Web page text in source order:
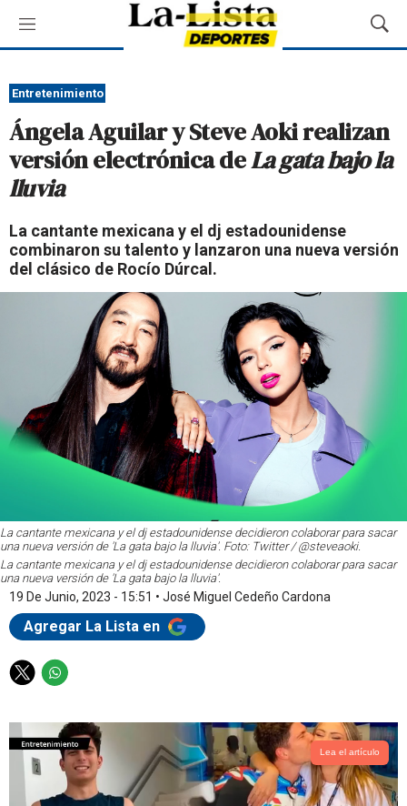
M
e
ú
M
o
a
r
B
u
e
Entretenimiento
Ángela Aguilar y Steve Aoki realizan
versión electrónica deLa gata bajo la
lluvia
La cantante mexicana y el dj estadounidense
combinaron su talento y lanzaron una nueva versión
del clásico de Rocío Dúrcal.
La cantante mexicana y el dj estadounidense decidieron colaborar para sacar
una nueva versión de 'La gata bajo la lluvia'. Foto: Twitter / @steveaoki.
La cantante mexicana y el dj estadounidense decidieron colaborar para sacar
una nueva versión de 'La gata bajo la lluvia'.
19 De Junio, 2023 - 15:51 • José Miguel Cedeño Cardona
Agregar La Lista en
T
i
t
t
W
a
t
s
a
p
Lea el artículo